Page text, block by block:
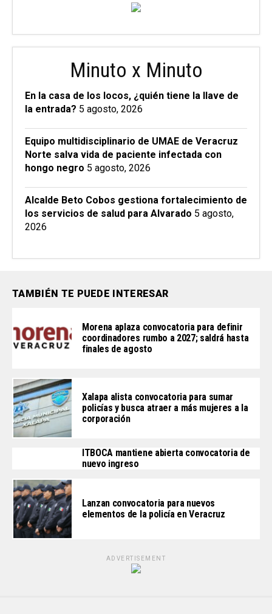
Minuto x Minuto
En la casa de los locos, ¿quién tiene la llave de
la entrada? 5 agosto, 2026
Equipo multidisciplinario de UMAE de Veracruz
Norte salva vida de paciente infectada con
hongo negro 5 agosto, 2026
Alcalde Beto Cobos gestiona fortalecimiento de
los servicios de salud para Alvarado 5 agosto,
2026
TAMBIÉN TE PUEDE INTERESAR
Morena aplaza convocatoria para definir
coordinadores rumbo a 2027; saldrá hasta
finales de agosto
Xalapa alista convocatoria para sumar
policías y busca atraer a más mujeres a la
corporación
ITBOCA mantiene abierta convocatoria de
nuevo ingreso
Lanzan convocatoria para nuevos
elementos de la policía en Veracruz
ADVERTISEMENT